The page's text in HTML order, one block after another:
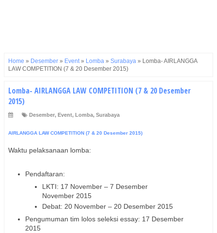
Home » Desember » Event» Lomba » Surabaya » Lomba- AIRLANGGA
LAW COMPETITION (7 & 20 Desember 2015)
Lomba- AIRLANGGA LAW COMPETITION (7 & 20 Desember
2015)
Desember, Event, Lomba, Surabaya
AIRLANGGA LAW COMPETITION (7 & 20 Desember 2015)
Waktu pelaksanaan lomba:
Pendaftaran:
LKTI: 17 November – 7 Desember
November 2015
Debat: 20 November – 20 Desember 2015
Pengumuman tim lolos seleksi essay: 17 Desember
2015